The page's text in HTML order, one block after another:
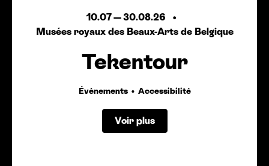
10.07—30.08.26
Musées royaux des Beaux-Arts de Belgique
Tekentour
Évènements Accessibilité
Voir plus